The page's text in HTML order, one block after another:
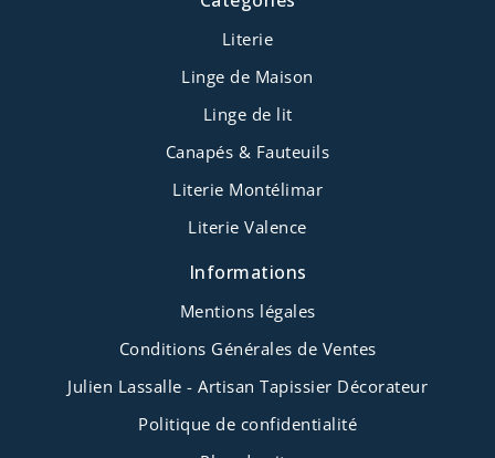
Literie
Linge de Maison
Linge de lit
Canapés & Fauteuils
Literie Montélimar
Literie Valence
Informations
Mentions légales
Conditions Générales de Ventes
Julien Lassalle - Artisan Tapissier Décorateur
Politique de confidentialité